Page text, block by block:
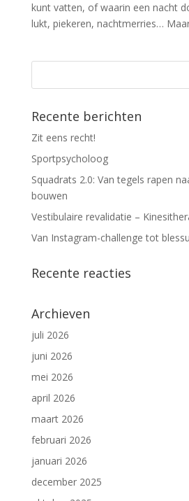
kunt vatten, of waarin een nacht
lukt, piekeren, nachtmerries…
Recente berichten
Zit eens recht!
Sportpsycholoog
Squadrats 2.0: Van tegels rapen
bouwen
Vestibulaire revalidatie –
Van Instagram-challenge tot
Recente reacties
Archieven
juli 2026
juni 2026
mei 2026
april 2026
maart 2026
februari 2026
januari 2026
december 2025